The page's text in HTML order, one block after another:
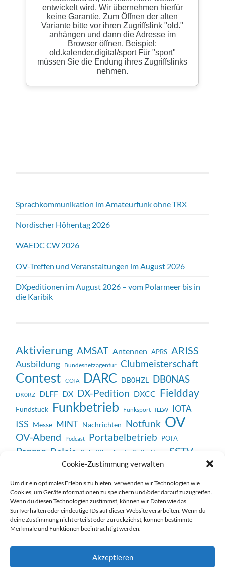
Cookie-Zustimmung verwalten
Um dir ein optimales Erlebnis zu bieten, verwenden wir Technologien wie
Cookies, um Geräteinformationen zu speichern und/oder darauf zuzugreifen.
Wenn du diesen Technologien zustimmst, können wir Daten wie das
Surfverhalten oder eindeutige IDs auf dieser Website verarbeiten. Wenn du
deine Zustimmung nicht erteilst oder zurückziehst, können bestimmte
Merkmale und Funktionen beeinträchtigt werden.
Akzeptieren
Sprachkommunikation im Amateurfunk ohne TRX
Nordischer Höhentag 2026
WAEDC CW 2026
OV-Treffen und Veranstaltungen im August 2026
DXpeditionen im August 2026 – vom Polarmeer bis in
die Karibik
Aktivierung AMSAT Antennen APRS ARISS
Ausbildung Bundesnetzagentur Clubmeisterschaft
Contest COTA DARC DB0HZL DB0NAS
DK0RZ DLFF DX DX-Pedition DXCC Fieldday
Fundstück Funkbetrieb Funksport ILLW IOTA
ISS Messe MINT Nachrichten Notfunk OV
OV-Abend Podcast Portabelbetrieb POTA
Presse Relais Satellitenfunk Selbstbau SSTV
Unterhaltung Veranstaltung
Impressum / Datenschutzerklärung